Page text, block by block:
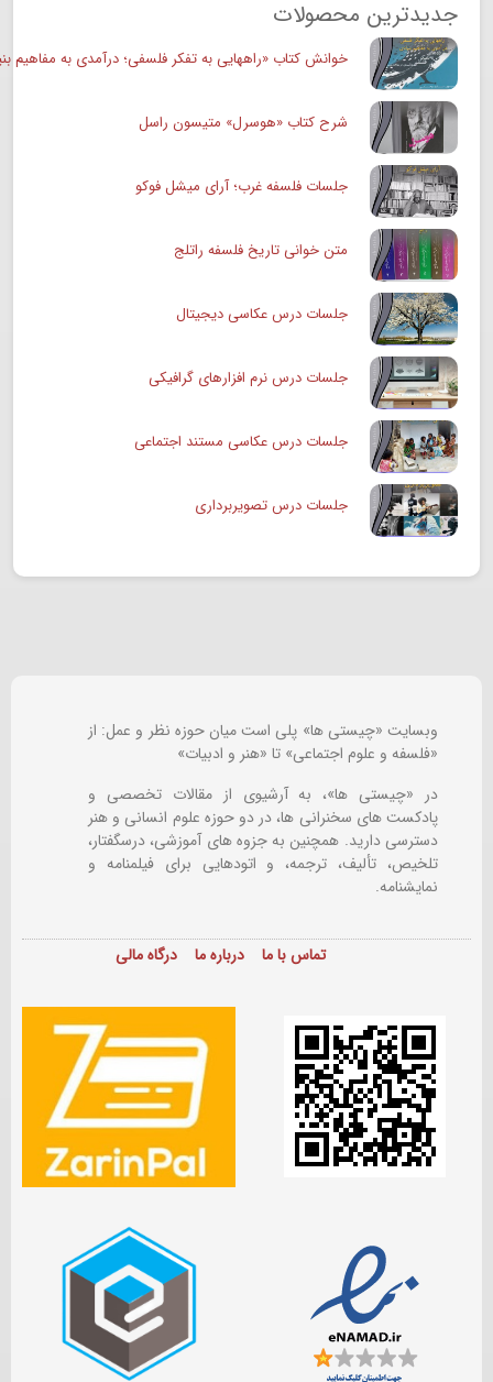
جدیدترین محصولات
خوانش کتاب «راههایی به تفکر فلسفی؛ درآمدی به مفاهیم
شرح کتاب «هوسرل» متیسون راسل
جلسات فلسفه غرب؛ آرای میشل فوکو
متن خوانی تاریخ فلسفه راتلج
جلسات درس عکاسی دیجیتال
جلسات درس نرم افزارهای گرافیکی
جلسات درس عکاسی مستند اجتماعی
جلسات درس تصویربرداری
وبسایت «چیستی ها» پلی است میان حوزه نظر و عمل: از
«فلسفه و علوم اجتماعی» تا «هنر و ادبیات»
در «چیستی ها»، به آرشیوی از مقالات تخصصی و
پادکست های سخنرانی ها، در دو حوزه علوم انسانی و هنر
دسترسی دارید. همچنین به جزوه های آموزشی، درسگفتار،
تلخیص، تألیف، ترجمه، و اتودهایی برایفیلمنامه و
نمایشنامه.
تماس با ما درباره ما درگاه مالی